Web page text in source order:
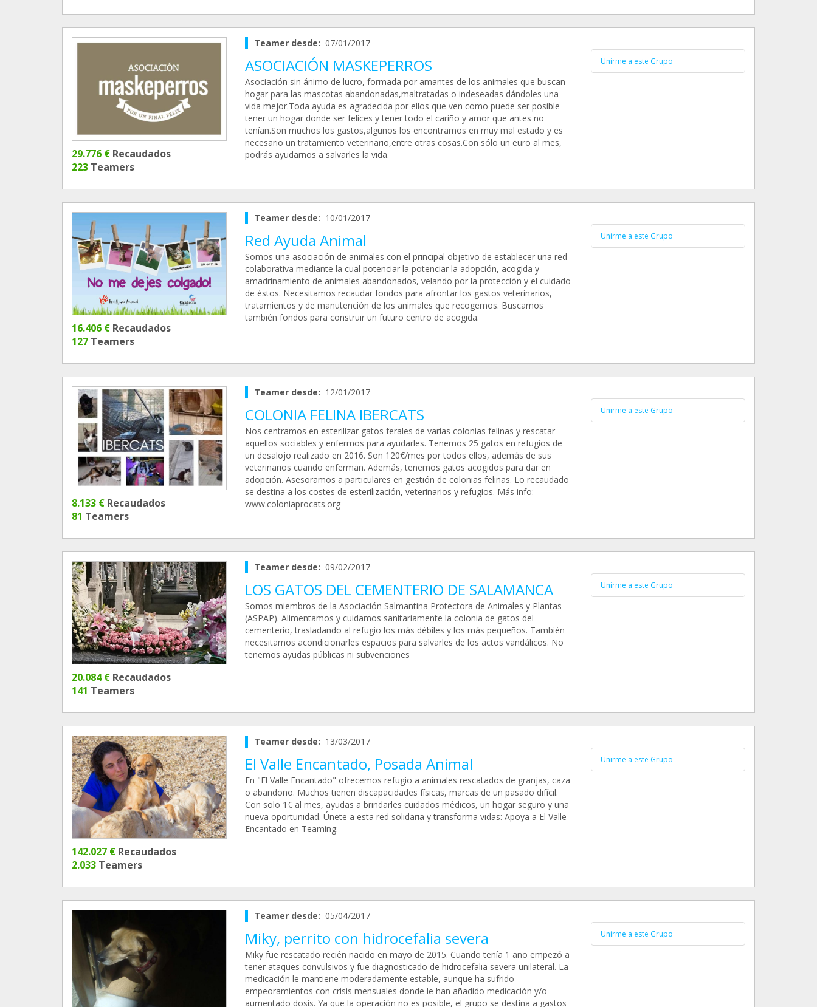
29.776 € Recaudados
223 Teamers
Teamer desde: 07/01/2017
ASOCIACIÓN MASKEPERROS
Asociación sin ánimo de lucro, formada por amantes de los animales que buscan
hogar para las mascotas abandonadas,maltratadas o indeseadas dándoles una
vida mejor.Toda ayuda es agradecida por ellos que ven como puede ser posible
tener un hogar donde ser felices y tener todo el cariño y amor que antes no
tenían.Son muchos los gastos,algunos los encontramos en muy mal estado y es
necesario un tratamiento veterinario,entre otras cosas.Con sólo un euro al mes,
podrás ayudarnos a salvarles la vida.
Unirme a este Grupo
16.406 € Recaudados
127 Teamers
Teamer desde: 10/01/2017
Red Ayuda Animal
Somos una asociación de animales con el principal objetivo de establecer una red
colaborativa mediante la cual potenciar la potenciar la adopción, acogida y
amadrinamiento de animales abandonados, velando por la protección y el cuidado
de éstos. Necesitamos recaudar fondos para afrontar los gastos veterinarios,
tratamientos y de manutención de los animales que recogemos. Buscamos
también fondos para construir un futuro centro de acogida.
Unirme a este Grupo
8.133 € Recaudados
81 Teamers
Teamer desde: 12/01/2017
COLONIA FELINA IBERCATS
Nos centramos en esterilizar gatos ferales de varias colonias felinas y rescatar
aquellos sociables y enfermos para ayudarles. Tenemos 25 gatos en refugios de
un desalojo realizado en 2016. Son 120€/mes por todos ellos, además de sus
veterinarios cuando enferman. Además, tenemos gatos acogidos para dar en
adopción. Asesoramos a particulares en gestión de colonias felinas. Lo recaudado
se destina a los costes de esterilización, veterinarios y refugios. Más info:
www.coloniaprocats.org
Unirme a este Grupo
20.084 € Recaudados
141 Teamers
Teamer desde: 09/02/2017
LOS GATOS DEL CEMENTERIO DE SALAMANCA
Somos miembros de la Asociación Salmantina Protectora de Animales y Plantas
(ASPAP). Alimentamos y cuidamos sanitariamente la colonia de gatos del
cementerio, trasladando al refugio los más débiles y los más pequeños. También
necesitamos acondicionarles espacios para salvarles de los actos vandálicos. No
tenemos ayudas públicas ni subvenciones
Unirme a este Grupo
142.027 € Recaudados
2.033 Teamers
Teamer desde: 13/03/2017
El Valle Encantado, Posada Animal
En "El Valle Encantado" ofrecemos refugio a animales rescatados de granjas, caza
o abandono. Muchos tienen discapacidades físicas, marcas de un pasado difícil.
Con solo 1€ al mes, ayudas a brindarles cuidados médicos, un hogar seguro y una
nueva oportunidad. Únete a esta red solidaria y transforma vidas: Apoya a El Valle
Encantado en Teaming.
Unirme a este Grupo
Teamer desde: 05/04/2017
Miky, perrito con hidrocefalia severa
Miky fue rescatado recién nacido en mayo de 2015. Cuando tenía 1 año empezó a
tener ataques convulsivos y fue diagnosticado de hidrocefalia severa unilateral. La
medicación le mantiene moderadamente estable, aunque ha sufrido
empeoramientos con crisis mensuales donde le han añadido medicación y/o
aumentado dosis. Ya que la operación no es posible, el grupo se destina a gastos
Unirme a este Grupo